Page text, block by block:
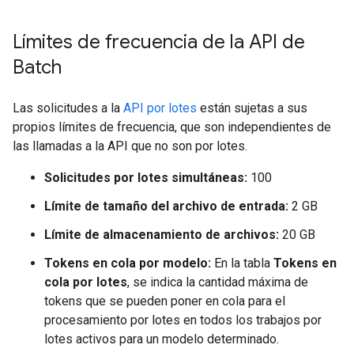
Límites de frecuencia de la API de
Batch
Las solicitudes a la API por lotes están sujetas a sus
propios límites de frecuencia, que son independientes de
las llamadas a la API que no son por lotes.
Solicitudes por lotes simultáneas: 100
Límite de tamaño del archivo de entrada: 2 GB
Límite de almacenamiento de archivos: 20 GB
Tokens en cola por modelo: En la tabla Tokens en
cola por lotes, se indica la cantidad máxima de
tokens que se pueden poner en cola para el
procesamiento por lotes en todos los trabajos por
lotes activos para un modelo determinado.